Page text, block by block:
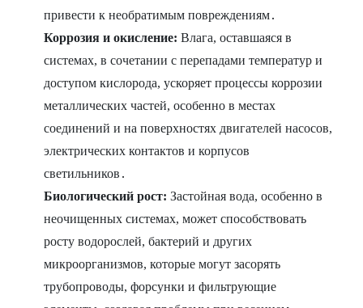
привести к необратимым повреждениям․
Коррозия и окисление: Влага, оставшаяся в
системах, в сочетании с перепадами температур и
доступом кислорода, ускоряет процессы коррозии
металлических частей, особенно в местах
соединений и на поверхностях двигателей насосов,
электрических контактов и корпусов
светильников․
Биологический рост: Застойная вода, особенно в
неочищенных системах, может способствовать
росту водорослей, бактерий и других
микроорганизмов, которые могут засорять
трубопроводы, форсунки и фильтрующие